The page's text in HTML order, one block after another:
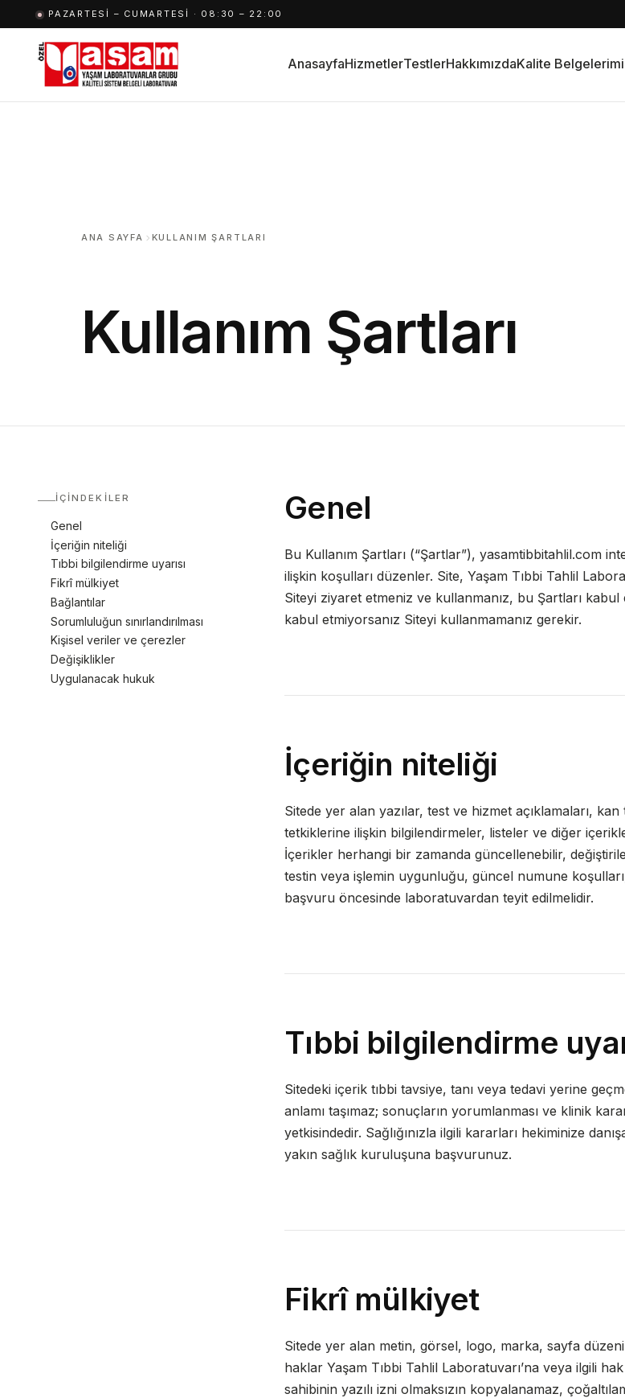
İçeriğe
geç
PAZARTESI – CUMARTESI · 08:30 – 22:00
AnasayfaHizmetlerTestlerHakkımızdaKalite
ANA SAYFA KULLANIM ŞARTLARI
Kullanım Şartları
İÇINDEKILER
Genel
İçeriğin niteliği
Tıbbi bilgilendirme uyarısı
Fikrî mülkiyet
Bağlantılar
Sorumluluğun sınırlandırılması
Kişisel veriler ve çerezler
Değişiklikler
Uygulanacak hukuk
Genel
Bu Kullanım Şartları (“Şartlar”), yasamtibbitahlil.com
ilişkin koşulları düzenler. Site, Yaşam Tıbbi Tahlil
Siteyi ziyaret etmeniz ve kullanmanız, bu Şartları kabul
kabul etmiyorsanız Siteyi kullanmamanız gerekir.
İçeriğin niteliği
Sitede yer alan yazılar, test ve hizmet açıklamaları,
tetkiklerine ilişkin bilgilendirmeler, listeler ve diğer
İçerikler herhangi bir zamanda güncellenebilir,
testin veya işlemin uygunluğu, güncel numune
başvuru öncesinde laboratuvardan teyit edilmelidir.
Tıbbi bilgilendirme
Sitedeki içerik tıbbi tavsiye, tanı veya tedavi yerine
anlamı taşımaz; sonuçların yorumlanması ve klinik
yetkisindedir. Sağlığınızla ilgili kararları hekiminize
yakın sağlık kuruluşuna başvurunuz.
Fikrî mülkiyet
Sitede yer alan metin, görsel, logo, marka, sayfa
haklar Yaşam Tıbbi Tahlil Laboratuvarı’na veya ilgili
sahibinin yazılı izni olmaksızın kopyalanamaz,